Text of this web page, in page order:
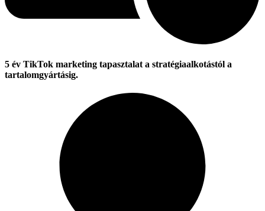
5 év TikTok marketing tapasztalat a stratégiaalkotástól a
tartalomgyártásig.